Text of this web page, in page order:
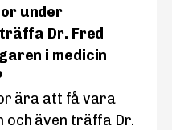
under
Dr. Fred
i medicin
ära att få vara
och även träffa Dr.